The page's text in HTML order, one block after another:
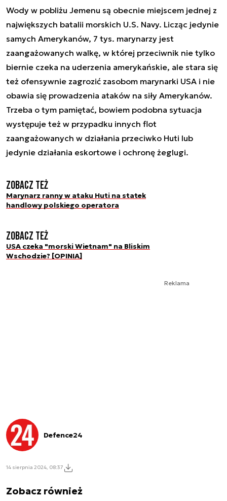
Wody w pobliżu Jemenu są obecnie miejscem jednej z
największych batalii morskich U.S. Navy. Licząc jedynie
samych Amerykanów, 7 tys. marynarzy jest
zaangażowanych walkę, w której przeciwnik nie tylko
biernie czeka na uderzenia amerykańskie, ale stara się
też ofensywnie zagrozić zasobom marynarki USA i nie
obawia się prowadzenia ataków na siły Amerykanów.
Trzeba o tym pamiętać, bowiem podobna sytuacja
występuje też w przypadku innych flot
zaangażowanych w działania przeciwko Huti lub
jedynie działania eskortowe i ochronę żeglugi.
Zobacz też
Marynarz ranny w ataku Huti na statek
handlowy polskiego operatora
Zobacz też
USA czeka "morski Wietnam" na Bliskim
Wschodzie? [OPINIA]
Reklama
Defence24
14 sierpnia 2024, 08:37
Zobacz również